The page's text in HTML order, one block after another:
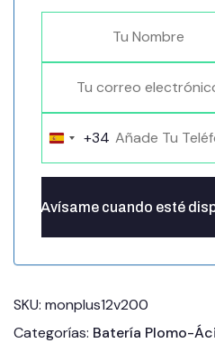
Spain
+34
+34
SKU: monplus12v200
Categorías: Batería Plomo-